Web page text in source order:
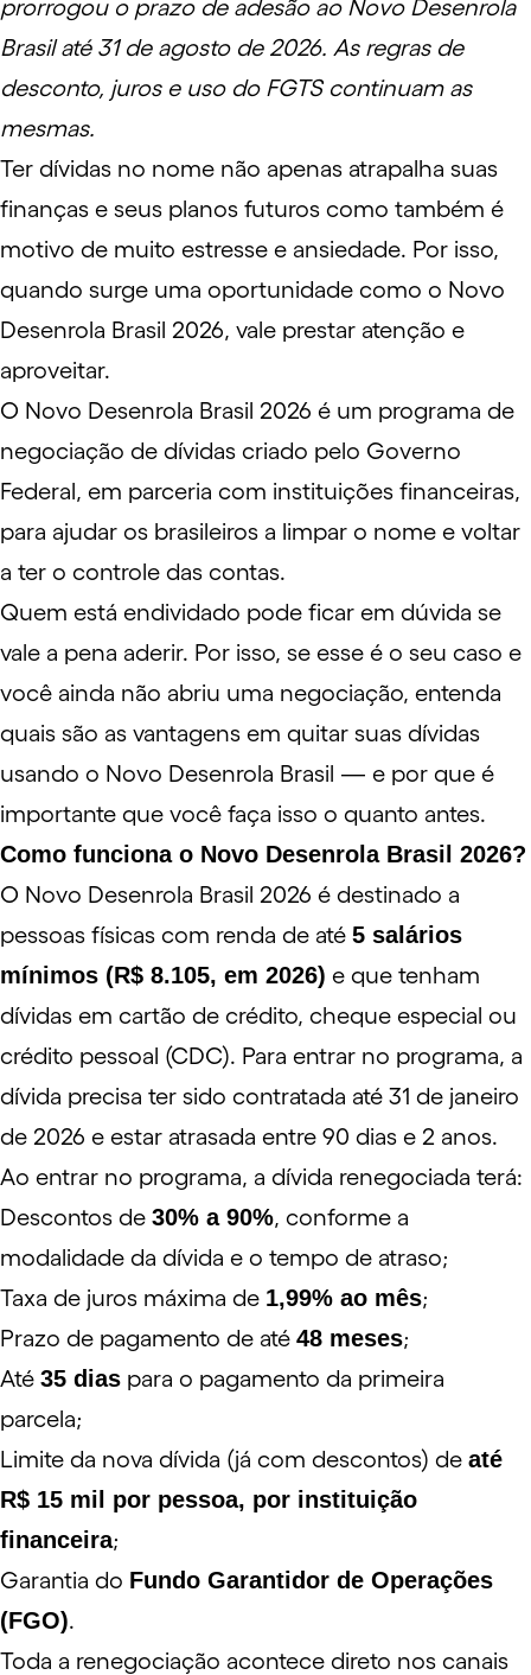
prorrogou o prazo de adesão ao Novo Desenrola
Brasil até 31 de agosto de 2026. As regras de
desconto, juros e uso do FGTS continuam as
mesmas.
Ter dívidas no nome não apenas atrapalha suas
finanças e seus planos futuros como também é
motivo de muito estresse e ansiedade. Por isso,
quando surge uma oportunidade como o Novo
Desenrola Brasil 2026, vale prestar atenção e
aproveitar.
O Novo Desenrola Brasil 2026 é um programa de
negociação de dívidas criado pelo Governo
Federal, em parceria com instituições financeiras,
para ajudar os brasileiros a limpar o nome e voltar
a ter o controle das contas.
Quem está endividado pode ficar em dúvida se
vale a pena aderir. Por isso, se esse é o seu caso e
você ainda não abriu uma negociação, entenda
quais são as vantagens em quitar suas dívidas
usando o Novo Desenrola Brasil — e por que é
importante que você faça isso o quanto antes.
Como funciona o Novo Desenrola Brasil 2026?
O Novo Desenrola Brasil 2026 é destinado a
pessoas físicas com renda de até 5 salários
mínimos (R$ 8.105, em 2026) e que tenham
dívidas em cartão de crédito, cheque especial ou
crédito pessoal (CDC). Para entrar no programa, a
dívida precisa ter sido contratada até 31 de janeiro
de 2026 e estar atrasada entre 90 dias e 2 anos.
Ao entrar no programa, a dívida renegociada terá:
Descontos de 30% a 90%, conforme a
modalidade da dívida e o tempo de atraso;
Taxa de juros máxima de 1,99% ao mês;
Prazo de pagamento de até 48 meses;
Até 35 dias para o pagamento da primeira
parcela;
Limite da nova dívida (já com descontos) de até
R$ 15 mil por pessoa, por instituição
financeira;
Garantia do Fundo Garantidor de Operações
(FGO).
Toda a renegociação acontece direto nos canais